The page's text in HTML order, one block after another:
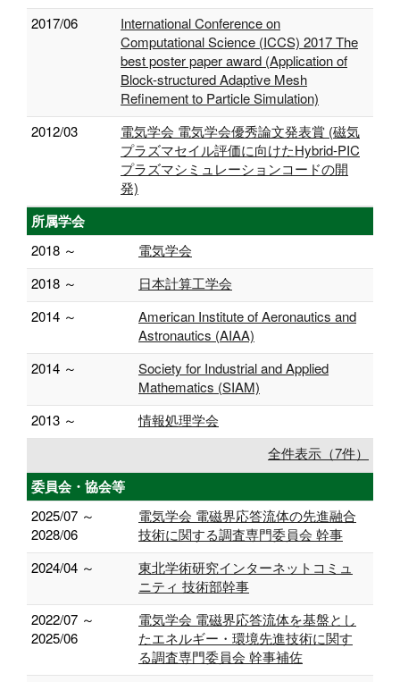
2017/06
International Conference on
Computational Science (ICCS) 2017 The
best poster paper award (Application of
Block-structured Adaptive Mesh
Refinement to Particle Simulation)
2012/03
電気学会 電気学会優秀論文発表賞 (磁気
プラズマセイル評価に向けたHybrid-PIC
プラズマシミュレーションコードの開
発)
所属学会
2018 ～
電気学会
2018 ～
日本計算工学会
2014 ～
American Institute of Aeronautics and
Astronautics (AIAA)
2014 ～
Society for Industrial and Applied
Mathematics (SIAM)
2013 ～
情報処理学会
全件表示（7件）
委員会・協会等
2025/07 ～
2028/06
電気学会 電磁界応答流体の先進融合
技術に関する調査専門委員会 幹事
2024/04 ～
東北学術研究インターネットコミュ
ニティ 技術部幹事
2022/07 ～
2025/06
電気学会 電磁界応答流体を基盤とし
たエネルギー・環境先進技術に関す
る調査専門委員会 幹事補佐